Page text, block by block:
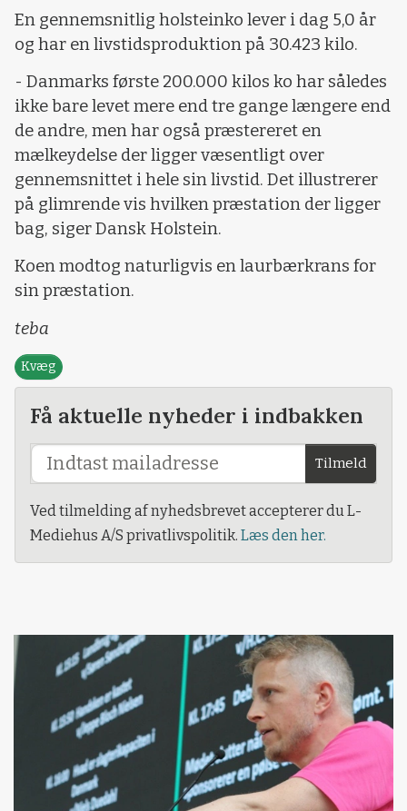
En gennemsnitlig holsteinko lever i dag 5,0 år
og har en livstidsproduktion på 30.423 kilo.
- Danmarks første 200.000 kilos ko har således
ikke bare levet mere end tre gange længere end
de andre, men har også præstereret en
mælkeydelse der ligger væsentligt over
gennemsnittet i hele sin livstid. Det illustrerer
på glimrende vis hvilken præstation der ligger
bag, siger Dansk Holstein.
Koen modtog naturligvis en laurbærkrans for
sin præstation.
teba
Kvæg
Få aktuelle nyheder i indbakken
Tilmeld
Ved tilmelding af nyhedsbrevet accepterer du L-
Mediehus A/S privatlivspolitik. Læs den her.